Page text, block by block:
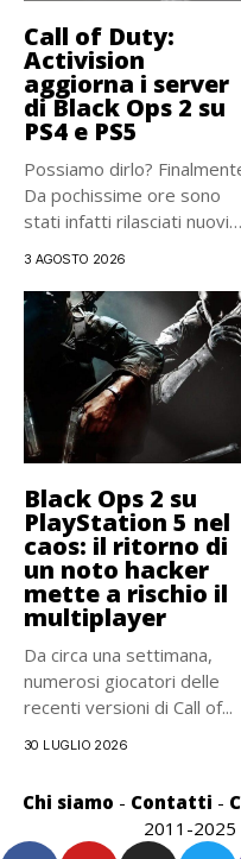
Call of Duty:
Activision
aggiorna i server
di Black Ops 2 su
PS4 e PS5
Possiamo dirlo?
Da pochissime ore sono
stati infatti rilasciati nuovi
3 AGOSTO 2026
Black Ops 2 su
PlayStation 5 nel
caos: il ritorno di
un noto hacker
mette a rischio il
multiplayer
Da circa una settimana,
numerosi giocatori delle
recenti versioni di Call of...
30 LUGLIO 2026
Chi siamo - Contatti -
2011-2025